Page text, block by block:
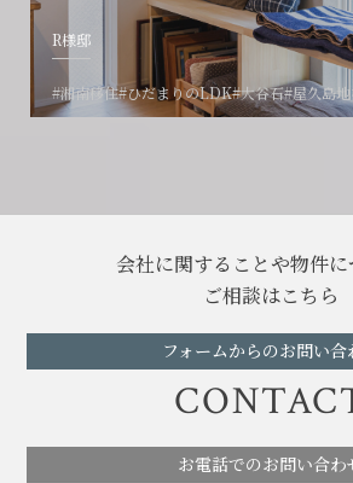
R様邸
#湘南移住#ひだまりのLDK#大谷石#屋久島
会社に関することや物件
ご相談はこちら
フォームからのお問い合
お電話でのお問い合わ